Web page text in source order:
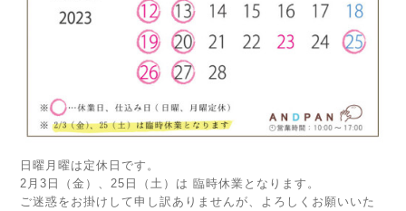
日曜月曜は定休日です。
2月3日（金）、25日（土）は 臨時休業となります。
ご迷惑をお掛けして申し訳ありませんが、よろしくお願いいた